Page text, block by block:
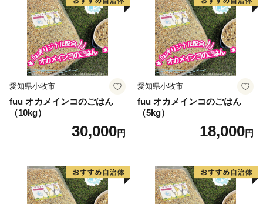
愛知県小牧市
fuu オカメインコのごはん
（10kg）
30,000円
愛知県小牧市
fuu オカメインコのごはん
（5kg）
18,000円